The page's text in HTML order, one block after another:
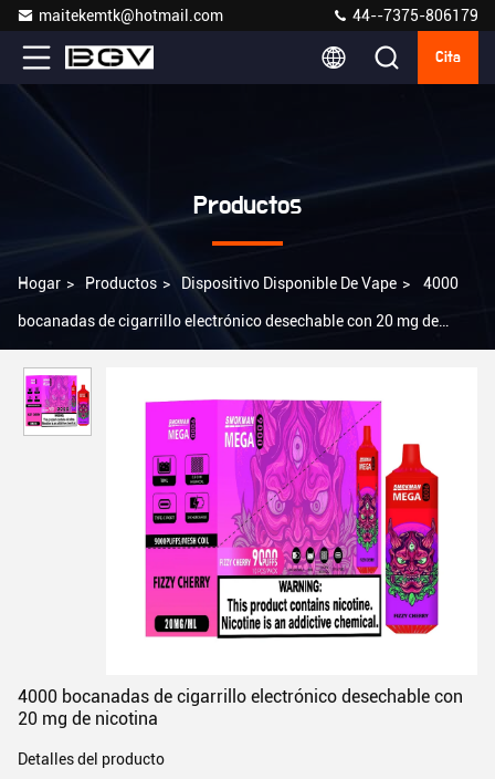
maitekemtk@hotmail.com 44--7375-806179
Cita
Productos
Hogar > Productos > Dispositivo Disponible De Vape > 4000
bocanadas de cigarrillo electrónico desechable con 20 mg de
4000 bocanadas de cigarrillo electrónico desechable con
20 mg de nicotina
Detalles del producto